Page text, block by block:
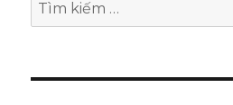
Tùng
kiếm: